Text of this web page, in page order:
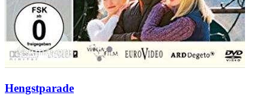
Hengstparade